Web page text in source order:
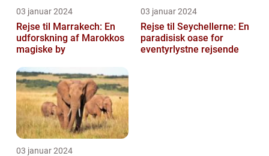
03 januar 2024
Rejse til Marrakech: En
udforskning af Marokkos
magiske by
03 januar 2024
Rejse til Seychellerne: En
paradisisk oase for
eventyrlystne rejsende
03 januar 2024